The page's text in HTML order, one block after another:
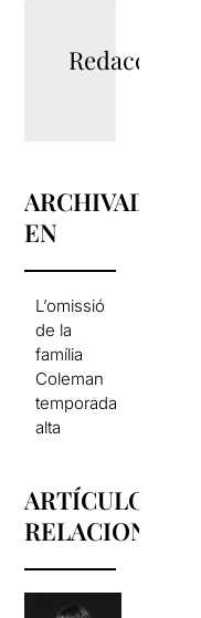
Redacció
ARCHIVADO
EN
L’omissió
de la
família
Coleman
temporada
alta
ARTÍCULOS
RELACIONADOS